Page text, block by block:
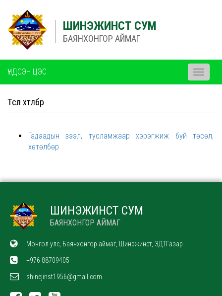
ШИНЭЖИНСТ СУМ
БАЯНХОНГОР АЙМАГ
ҮНДСЭН ЦЭС
Toggle
Төсөл хөтөлбөр
Гадаадын зээл, тусламжаар хэрэгжиж буй төсөл,
хөтөлбөр
ШИНЭЖИНСТ СУМ
БАЯНХОНГОР АЙМАГ
Монгол улс, Баянхонгор аймаг, Шинэжинст, ЗДТГазар
+976 88709405
shinejinst1956@gmail.com